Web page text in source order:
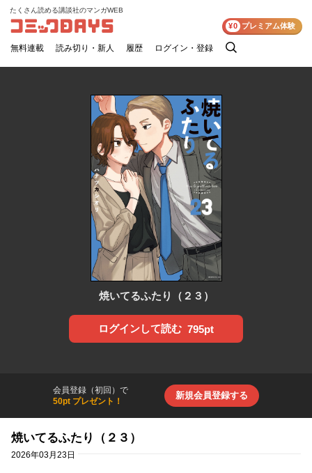
コミックDAYS
たくさん読める講談社のマンガWEB
無料連載 読み切り・新人 履歴 ログイン・登録
検
¥0 プレミアム体験
焼いてるふたり（２３）
ログインして読む 795pt
会員登録（初回）で
50pt プレゼント！
新規会員登録する
焼いてるふたり（２３）
2026年03月23日